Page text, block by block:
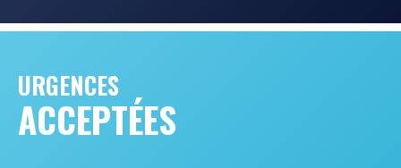
URGENCES
ACCEPTÉES